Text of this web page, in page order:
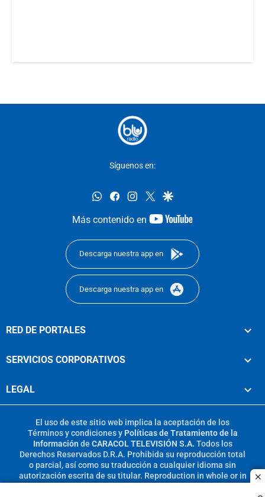
Síguenos en:
whatsappfacebookinstagram
twittergoogle
Más contenido en
youtube-
Descarga nuestra app en
Descarga nuestra app en
RED DE PORTALES
SERVICIOS CORPORATIVOS
LEGAL
El uso de este sitio web implica la aceptación de los
Términos y condicionesy Políticas de Tratamiento de la
Información de CARACOL TELEVISIÓN S.A. Todos los
Derechos Reservados D.R.A. Prohibida su reproducción total
o parcial, así como su traducción a cualquier idioma sin
autorización escrita de su titular. Reproduction in whole or in